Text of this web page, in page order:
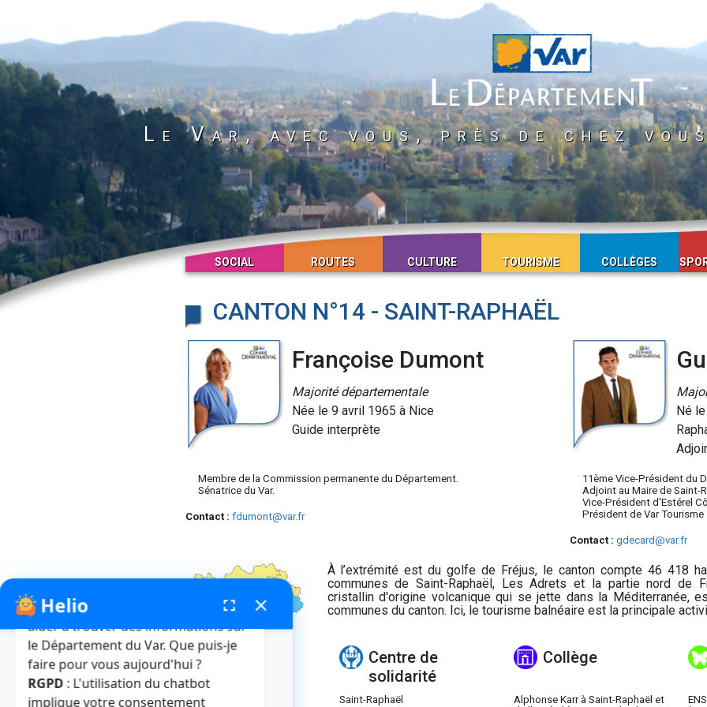
Le Var, avec vous, près de chez
SOCIAL ROUTES CULTURE TOURISME COLLÈGES
CANTON N°14 - SAINT-RAPHAËL
Françoise Dumont
Majorité départementale
Née le 9 avril 1965 à Nice
Guide interprète
Membre de la Commission permanente du Département.
Sénatrice du Var.
Contact : fdumont@var.fr
Né
11ème Vice-Président du
Adjoint au Maire de Saint-
Vice-Président d'Estérel
Président de Var Tourisme
Contact : gdecard@var.fr
À l’extrémité est du golfe de Fréjus, le canton compte 46 418
communes de Saint-Raphaël, Les Adrets et la partie nord de
cristallin d'origine volcanique qui se jette dans la Méditerranée,
communes du canton. Ici, le tourisme balnéaire est la principale
Centre de
solidarité
Saint-Raphaël
Collège
Alphonse Karr à Saint-Raphaël et
Helio fenêtre de chatbot
fullscreen close
Bonjour, je suis Helio. Je peux vous
aider à trouver des informations sur
le Département du Var. Que puis-je
faire pour vous aujourd'hui ?
RGPD : L'utilisation du chatbot
implique votre consentement